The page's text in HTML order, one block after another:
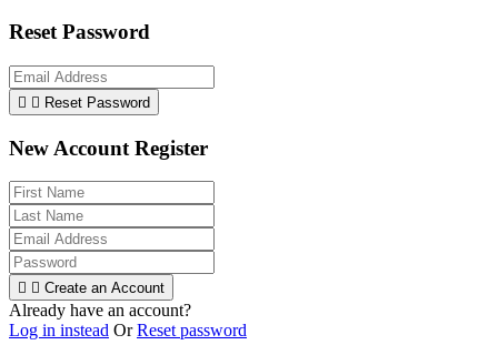
Reset Password
  Reset Password
New Account Register
  Create an Account
Already have an account?
Log in instead OrReset password